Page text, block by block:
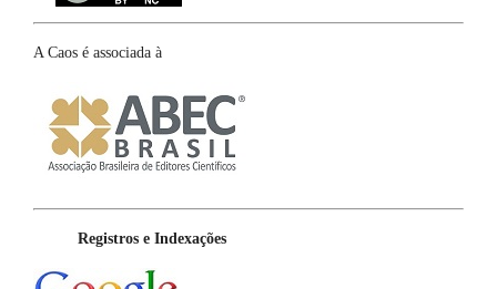
A Caos é associada à
Registros e Indexações